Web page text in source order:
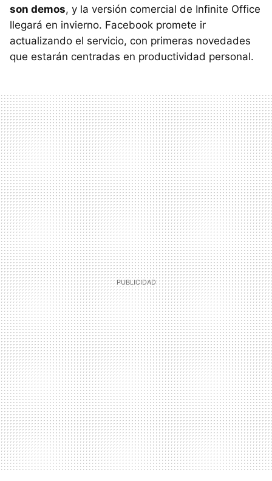
son demos, y la versión comercial de Infinite Office
llegará en invierno. Facebook promete ir
actualizando el servicio, con primeras novedades
que estarán centradas en productividad personal.